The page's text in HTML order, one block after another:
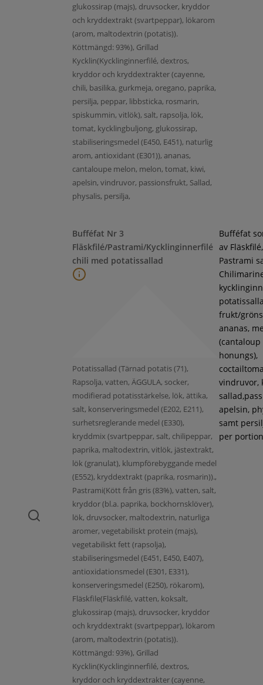
glukossirap (majs), druvsocker, kryddor
och kryddextrakt (svartpeppar), lökarom
(arom, maltodextrin (potatis)).
Köttmängd: 93%), Grillad
Kycklin(Kycklinginnerfilé, dextros,
kryddor och kryddextrakter (cayenne,
chili, basilika, gurkmeja, oregano, paprika,
persilja, peppar, libbsticka, rosmarin,
spiskummin, vitlök), salt, rapsolja, lök,
tomat, kycklingbuljong, glukossirap,
stabiliseringsmedel (E450, E451), naturlig
arom, antioxidant (E301)), ananas,
cantaloupe melon, melon, tomat, kiwi,
apelsin, vindruvor, passionsfrukt, Sallad,
physalis, persilja,
Bufféfat Nr 3
Fläskfilé/Pastrami/Kycklinginnerfilé
chili med potatissallad
Potatissallad (Tärnad potatis (71),
Rapsolja, vatten, ÄGGULA, socker,
modifierad potatisstärkelse, lök, ättika,
salt, konserveringsmedel (E202, E211),
surhetsreglerande medel (E330),
kryddmix (svartpeppar, salt, chilipeppar,
paprika, maltodextrin, vitlök, jästextrakt,
lök (granulat), klumpförebyggande medel
(E552), kryddextrakt (paprika, rosmarin)).,
Pastrami(Kött från gris (83%), vatten, salt,
kryddor (bl.a. paprika, bockhornsklöver),
lök, druvsocker, maltodextrin, naturliga
aromer, vegetabiliskt protein (majs),
vegetabiliskt fett (rapsolja),
stabiliseringsmedel (E451, E450, E407),
antioxidationsmedel (E301, E331),
konserveringsmedel (E250), rökarom),
Fläskfile(Fläskfilé, vatten, koksalt,
glukossirap (majs), druvsocker, kryddor
och kryddextrakt (svartpeppar), lökarom
(arom, maltodextrin (potatis)).
Köttmängd: 93%), Grillad
Kycklin(Kycklinginnerfilé, dextros,
kryddor och kryddextrakter (cayenne,
Bufféfat
av Fläskfilé,
Pastrami
frukt/
ananas,
(cantaloup
honungs),
vindruvor,
apelsin,
samt
per